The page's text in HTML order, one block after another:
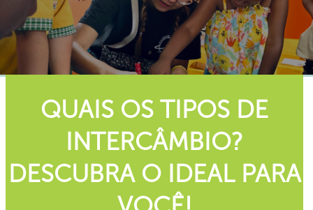
QUAIS OS TIPOS DE
INTERCÂMBIO?
DESCUBRA O IDEAL PARA